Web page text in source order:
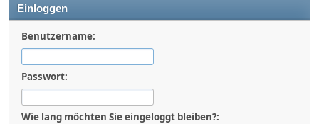
Einloggen
Benutzername:
Passwort:
Wie lang möchten Sie eingeloggt bleiben?: